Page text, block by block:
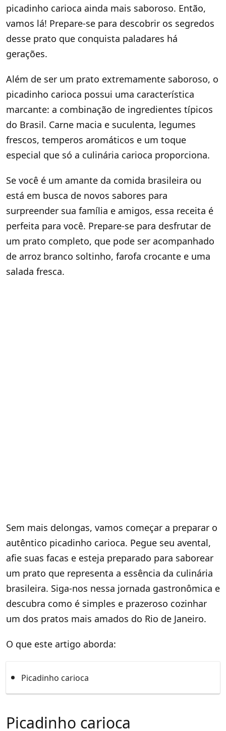
picadinho carioca ainda mais saboroso. Então,
vamos lá! Prepare-se para descobrir os segredos
desse prato que conquista paladares há
gerações.
Além de ser um prato extremamente saboroso, o
picadinho carioca possui uma característica
marcante: a combinação de ingredientes típicos
do Brasil. Carne macia e suculenta, legumes
frescos, temperos aromáticos e um toque
especial que só a culinária carioca proporciona.
Se você é um amante da comida brasileira ou
está em busca de novos sabores para
surpreender sua família e amigos, essa receita é
perfeita para você. Prepare-se para desfrutar de
um prato completo, que pode ser acompanhado
de arroz branco soltinho, farofa crocante e uma
salada fresca.
Sem mais delongas, vamos começar a preparar o
autêntico picadinho carioca. Pegue seu avental,
afie suas facas e esteja preparado para saborear
um prato que representa a essência da culinária
brasileira. Siga-nos nessa jornada gastronômica e
descubra como é simples e prazeroso cozinhar
um dos pratos mais amados do Rio de Janeiro.
O que este artigo aborda:
Picadinho carioca
Picadinho carioca